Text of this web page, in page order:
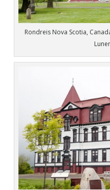
Rondreis Nova Scotia,